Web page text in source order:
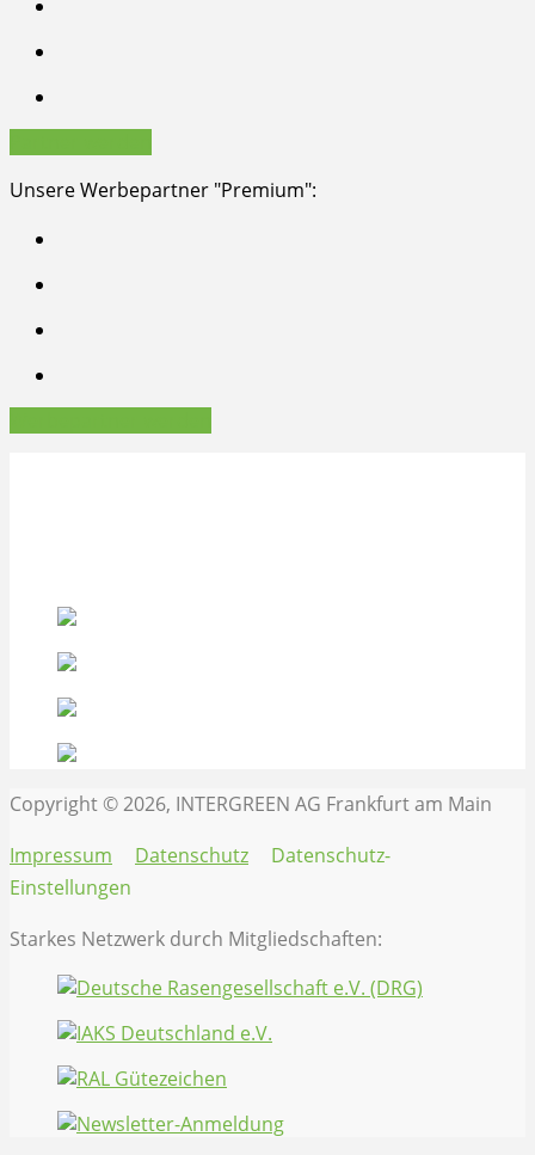
Unsere Werbepartner "Premium":
Copyright © 2026, INTERGREEN AG Frankfurt am Main
Impressum
Datenschutz
Datenschutz-
Einstellungen
Starkes Netzwerk durch Mitgliedschaften: